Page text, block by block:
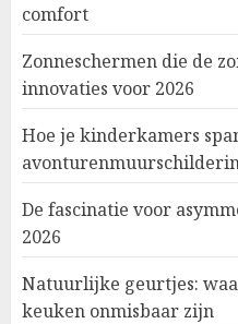
comfort
Zonneschermen die de
innovaties voor 2026
Hoe je kinderkamers
De fascinatie voor
2026
Natuurlijke geurtjes:
keuken onmisbaar zijn